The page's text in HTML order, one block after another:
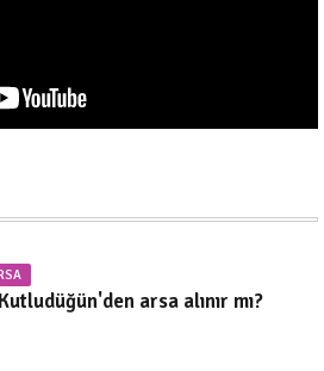
arsa alınır mı?